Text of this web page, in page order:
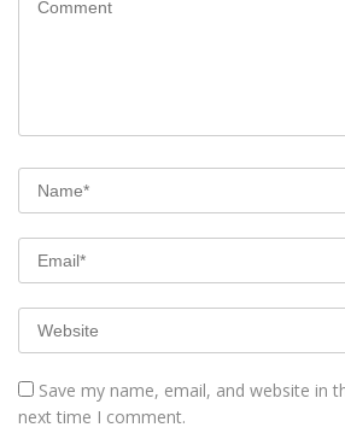
Save my name, email, and website in
next time I comment.